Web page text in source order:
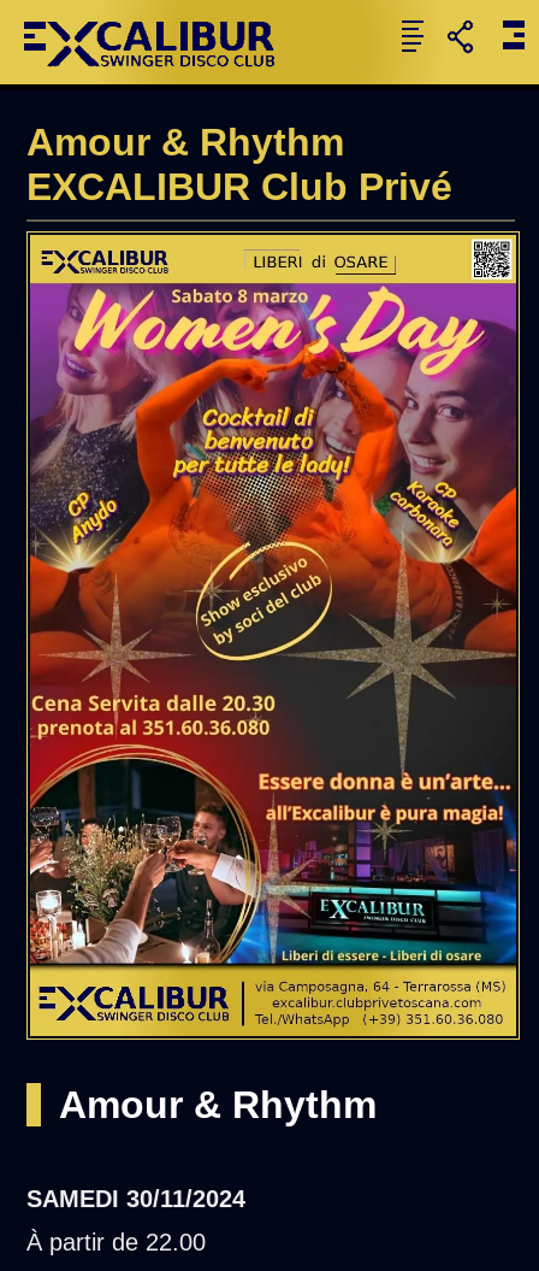
Amour & Rhythm
EXCALIBUR Club Privé
Amour & Rhythm
SAMEDI 30/11/2024
À partir de 22.00